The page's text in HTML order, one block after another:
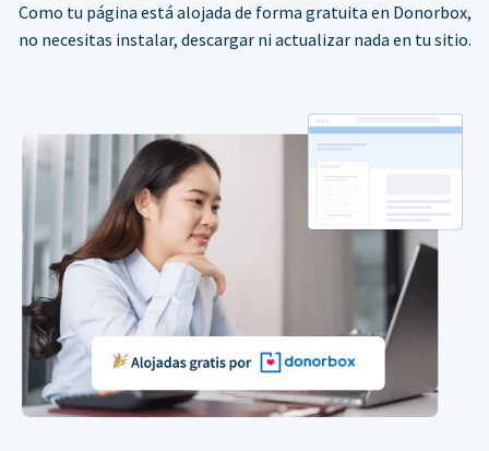
Como tu página está alojada de forma gratuita en Donorbox,
no necesitas instalar, descargar ni actualizar nada en tu sitio.